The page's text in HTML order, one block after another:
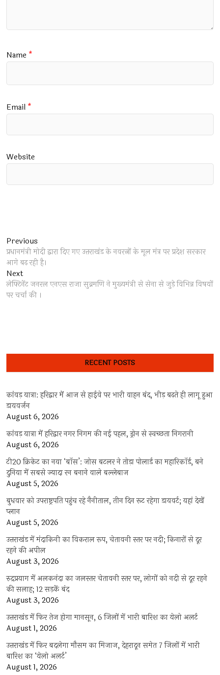
Name *
Email *
Website
Post
navigation
Previous
post:
प्रधानमंत्री मोदी द्वारा दिए गए उत्तराखंड के नवरत्नों के मूल मंत्र पर प्रदेश सरकार
आगे बढ़ रही है।
NextNext
post:
लेफ्टिनेंट जनरल एनएस राजा सुब्रमणि ने मुख्यमंत्री से सेना से जुड़े विभिन्न विषयों
पर चर्चा की ।
RECENT POSTS
कांवड़ यात्रा: हरिद्वार में आज से हाईवे पर भारी वाहन बंद, भीड़ बढ़ते ही लागू हुआ
डायवर्जन
August 6, 2026
कांवड़ यात्रा में हरिद्वार नगर निगम की नई पहल, ड्रोन से स्वच्छता निगरानी
August 6, 2026
टी20 क्रिकेट का नया ‘बॉस’: जोस बटलर ने तोड़ा पोलार्ड का महारिकॉर्ड, बने
दुनिया में सबसे ज्यादा रन बनाने वाले बल्लेबाज
August 5, 2026
बुधवार को उपराष्ट्रपति पहुंच रहे नैनीताल, तीन दिन रूट रहेगा डायवर्ट; यहां देखें
प्‍लान
August 5, 2026
उत्तराखंड में मंदाकिनी का विकराल रूप, चेतावनी स्तर पर नदी; किनारों से दूर
रहने की अपील
August 3, 2026
रुद्रप्रयाग में अलकनंदा का जलस्तर चेतावनी स्तर पर, लोगों को नदी से दूर रहने
की सलाह; 12 सड़कें बंद
August 3, 2026
उत्तराखंड में फिर तेज होगा मानसून, 6 जिलों में भारी बारिश का येलो अलर्ट
August 1, 2026
उत्तराखंड में फिर बदलेगा मौसम का मिजाज, देहरादून समेत 7 जिलों में भारी
बारिश का ‘येलो अलर्ट’
August 1, 2026